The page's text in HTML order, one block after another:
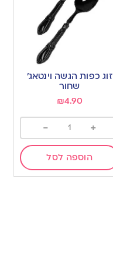
זוג כפות הגשה וינטאג׳
שחור
₪4.90
+
-
הוספה לסל